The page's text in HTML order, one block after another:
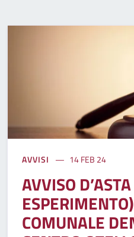
AVVISI 14 FEB 24
AVVISO
COMUNALE